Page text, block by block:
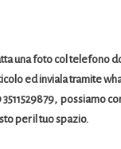
una foto col telefono
ed inviala tramite
3511529879, possiamo
per il tuo spazio.